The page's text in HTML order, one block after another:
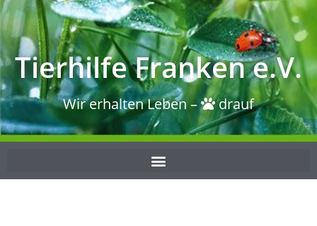
Tierhilfe Franken e.V.
Wir erhalten Leben – drauf